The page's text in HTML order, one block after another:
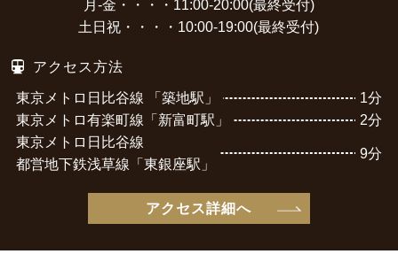
月-金・・・・11:00-20:00(最終受付)
土日祝・・・・10:00-19:00(最終受付)
アクセス方法
東京メトロ日比谷線 「築地駅」
1分
東京メトロ有楽町線「新富町駅」
2分
東京メトロ日比谷線
都営地下鉄浅草線「東銀座駅」
9分
アクセス詳細へ